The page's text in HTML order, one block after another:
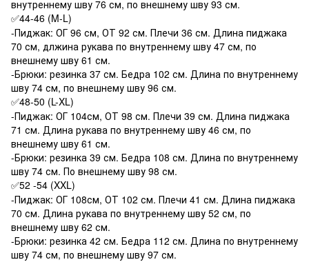
внутреннему шву 76 см, по внешнему шву 93 см.
✅44-46 (M-L)
-Пиджак: ОГ 96 см, ОТ 92 см. Плечи 36 см. Длина пиджака
70 см, длжина рукава по внутреннему шву 47 см, по
внешнему шву 61 см.
-Брюки: резинка 37 см. Бедра 102 см. Длина по внутреннему
шву 74 см, по внешнему шву 96 см.
✅48-50 (L-XL)
-Пиджак: ОГ 104см, ОТ 98 см. Плечи 39 см. Длина пиджака
71 см. Длина рукава по внутреннему шву 46 см, по
внешнему шву 61 см.
-Брюки: резинка 39 см. Бедра 108 см. Длина по внутреннему
шву 74 см. По внешнему шву 98 см.
✅52 -54 (XXL)
-Пиджак: ОГ 108см, ОТ 102 см. Плечи 41 см. Длина пиджака
70 см. Длина рукава по внутреннему шву 52 см, по
внешнему шву 62 см.
-Брюки: резинка 42 см. Бедра 112 см. Длина по внутреннему
шву 74 см, по внешнему шву 97 см.